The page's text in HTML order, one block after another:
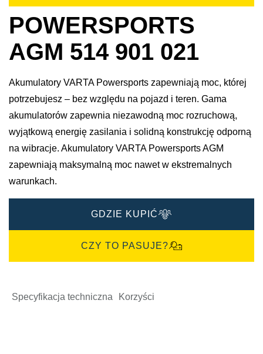
POWERSPORTS
AGM 514 901 021
Akumulatory VARTA Powersports zapewniają moc, której
potrzebujesz – bez względu na pojazd i teren. Gama
akumulatorów zapewnia niezawodną moc rozruchową,
wyjątkową energię zasilania i solidną konstrukcję odporną
na wibracje. Akumulatory VARTA Powersports AGM
zapewniają maksymalną moc nawet w ekstremalnych
warunkach.
GDZIE KUPIĆ
CZY TO PASUJE?
Specyfikacja techniczna Korzyści